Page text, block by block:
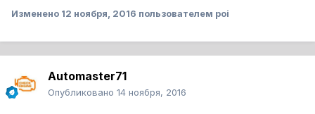
Изменено 12 ноября, 2016 пользователем poi
Automaster71
Опубликовано 14 ноября, 2016